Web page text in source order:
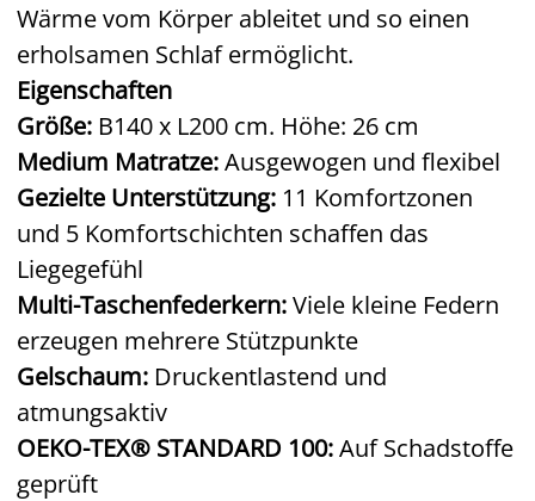
Wärme vom Körper ableitet und so einen
erholsamen Schlaf ermöglicht.
Eigenschaften
Größe: B140 x L200 cm. Höhe: 26 cm
Medium Matratze:Ausgewogen und flexibel
Gezielte Unterstützung: 11 Komfortzonen
und 5 Komfortschichten schaffen das
Liegegefühl
Multi-Taschenfederkern:Viele kleine Federn
erzeugen mehrere Stützpunkte
Gelschaum: Druckentlastend und
atmungsaktiv
OEKO-TEX® STANDARD 100:Auf Schadstoffe
geprüft